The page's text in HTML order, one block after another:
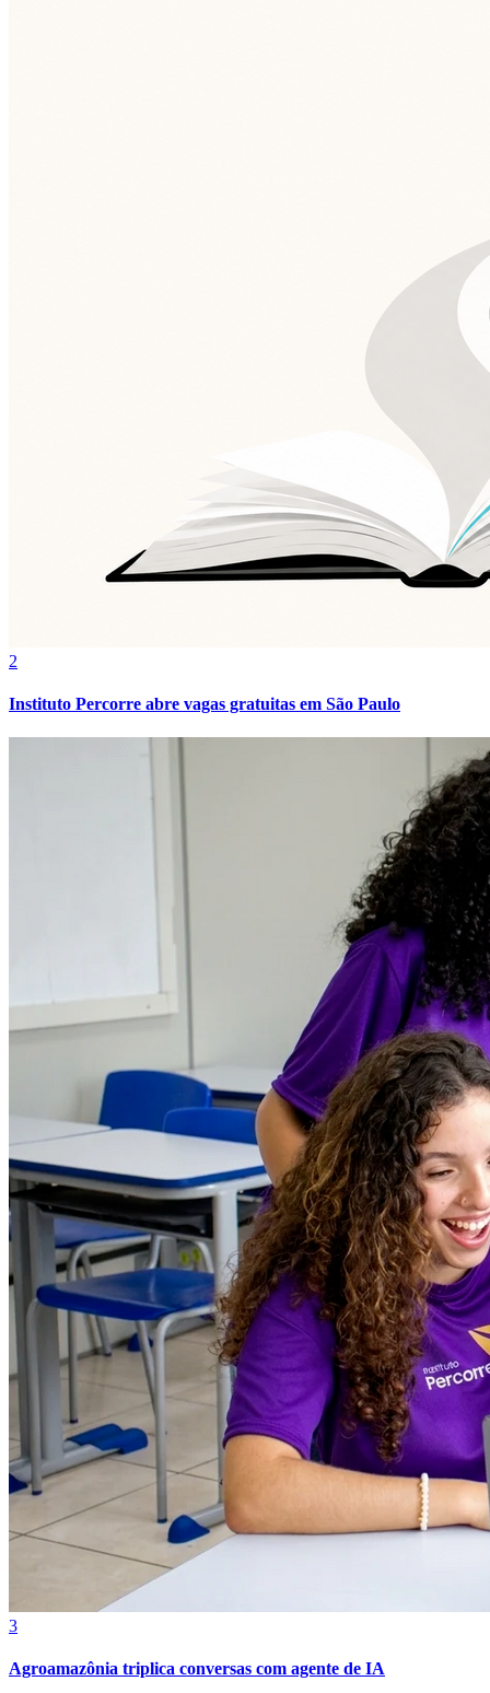
2
Instituto Percorre abre vagas gratuitas em São Paulo
3
Agroamazônia triplica conversas com agente de IA